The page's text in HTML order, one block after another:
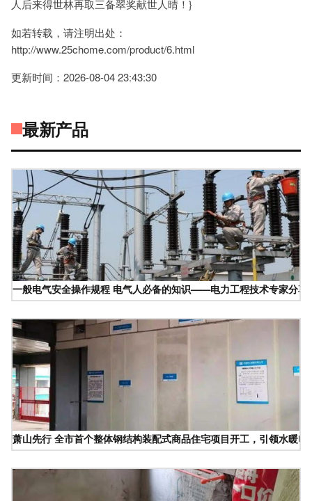
人后来得世林再取三备翠奖献世人晴！}
如若转载，请注明出处：
http://www.25chome.com/product/6.html
更新时间：2026-08-04 23:43:30
最新产品
一般电气安全操作规程 电气人必备的知识——电力工程技术专家分享
萧山先行 全市首个整体钢结构装配式商品住宅项目开工，引领水暖电